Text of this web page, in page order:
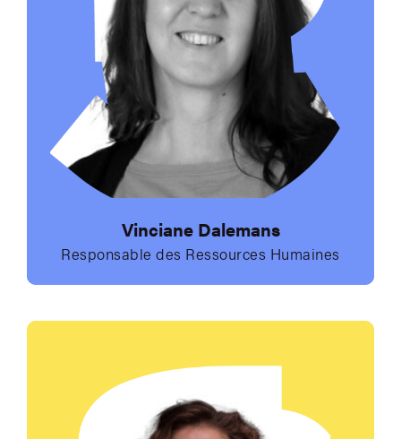
Vinciane Dalemans
Responsable des Ressources Humaines
Envoyer un e-mail